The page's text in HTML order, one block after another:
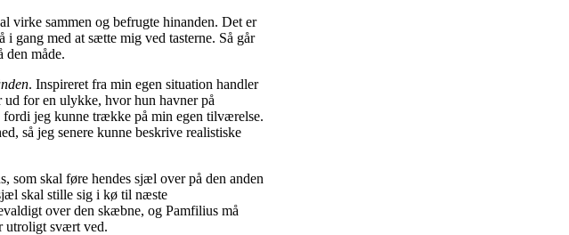
virke sammen og befrugte hinanden. Det er
gang med at sætte mig ved tasterne. Så går
den måde.
. Inspireret fra min egen situation handler
for en ulykke, hvor hun havner på
jeg kunne trække på min egen tilværelse.
så jeg senere kunne beskrive realistiske
som skal føre hendes sjæl over på den anden
skal stille sig i kø til næste
over den skæbne, og Pamfilius må
utroligt svært ved.